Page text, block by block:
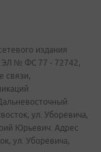
издания
ЭЛ № ФС 77 - 72742,
связи,
ул. Уборевича,
Юрьевич. Адрес
ул. Уборевича,